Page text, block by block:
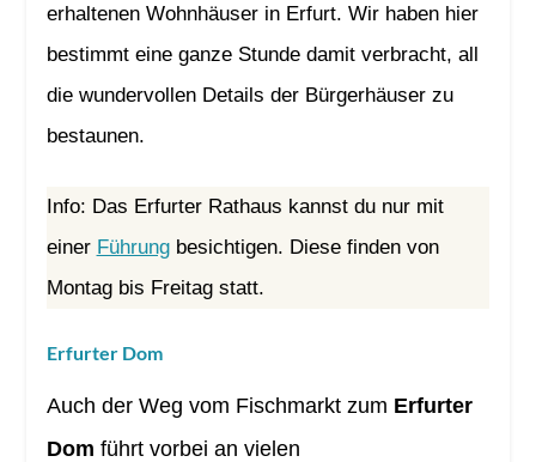
erhaltenen Wohnhäuser in Erfurt. Wir haben hier
bestimmt eine ganze Stunde damit verbracht, all
die wundervollen Details der Bürgerhäuser zu
bestaunen.
Info: Das Erfurter Rathaus kannst du nur mit
einer Führungbesichtigen. Diese finden von
Montag bis Freitag statt.
Erfurter Dom
Auch der Weg vom Fischmarkt zum Erfurter
Dom führt vorbei an vielen